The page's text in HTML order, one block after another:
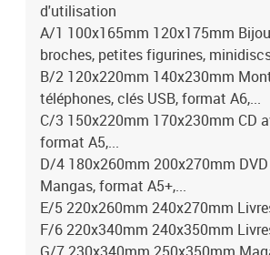
d'utilisation
A/1 100x165mm 120x175mm
broches, petites figurines,
B/2 120x220mm 140x230mm
téléphones, clés USB, format A6,...
C/3 150x220mm 170x230mm CD
format A5,...
D/4 180x260mm 200x270mm
Mangas, format A5+,...
E/5 220x260mm 240x270mm
F/6 220x340mm 240x350mm